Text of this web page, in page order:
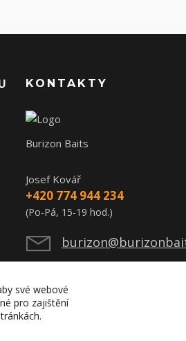
KONTAKTY
Burizon Baits
Josef Kovář
+420 774 944 234
(Po-Pá, 15-19 hod.)
své webové
pro zajištění